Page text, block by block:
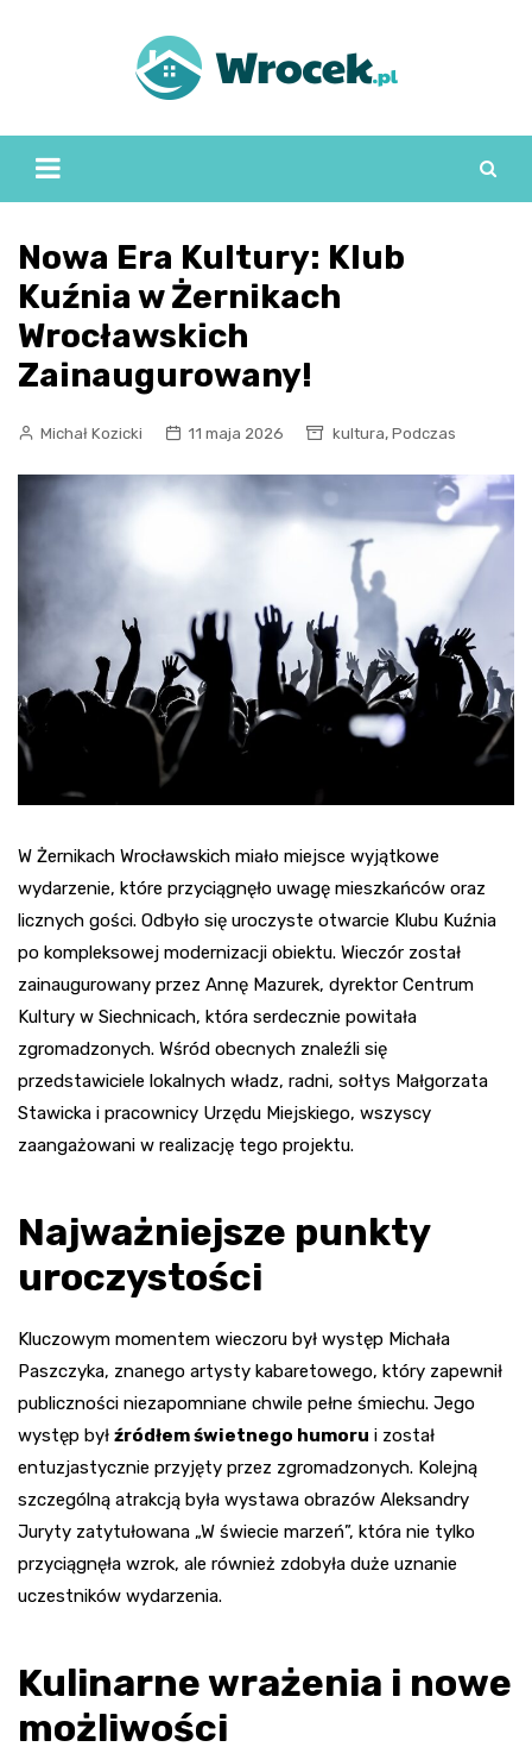
Nowa Era Kultury: Klub
Kuźnia w Żernikach
Wrocławskich
Zainaugurowany!
Michał Kozicki 11 maja 2026 kultura, Podczas
W Żernikach Wrocławskich miało miejsce wyjątkowe
wydarzenie, które przyciągnęło uwagę mieszkańców oraz
licznych gości. Odbyło się uroczyste otwarcie Klubu Kuźnia
po kompleksowej modernizacji obiektu. Wieczór został
zainaugurowany przez Annę Mazurek, dyrektor Centrum
Kultury w Siechnicach, która serdecznie powitała
zgromadzonych. Wśród obecnych znaleźli się
przedstawiciele lokalnych władz, radni, sołtys Małgorzata
Stawicka i pracownicy Urzędu Miejskiego, wszyscy
zaangażowani w realizację tego projektu.
Najważniejsze punkty
uroczystości
Kluczowym momentem wieczoru był występ Michała
Paszczyka, znanego artysty kabaretowego, który zapewnił
publiczności niezapomniane chwile pełne śmiechu. Jego
występ był źródłem świetnego humoru i został
entuzjastycznie przyjęty przez zgromadzonych. Kolejną
szczególną atrakcją była wystawa obrazów Aleksandry
Juryty zatytułowana „W świecie marzeń”, która nie tylko
przyciągnęła wzrok, ale również zdobyła duże uznanie
uczestników wydarzenia.
Kulinarne wrażenia i nowe
możliwości